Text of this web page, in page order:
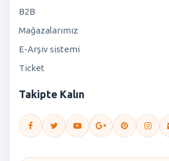
B2B
Mağazalarımız
E-Arşiv sistemi
Ticket
Takipte Kalın